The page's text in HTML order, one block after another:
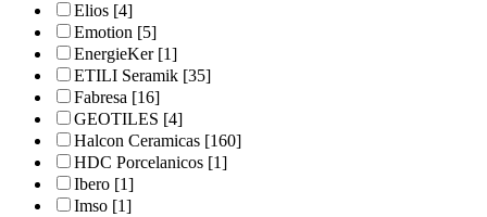
Elios [4]
Emotion [5]
EnergieKer[1]
ETILI Seramik [35]
Fabresa [16]
GEOTILES [4]
Halcon Ceramicas [160]
HDC Porcelanicos [1]
Ibero [1]
Imso [1]